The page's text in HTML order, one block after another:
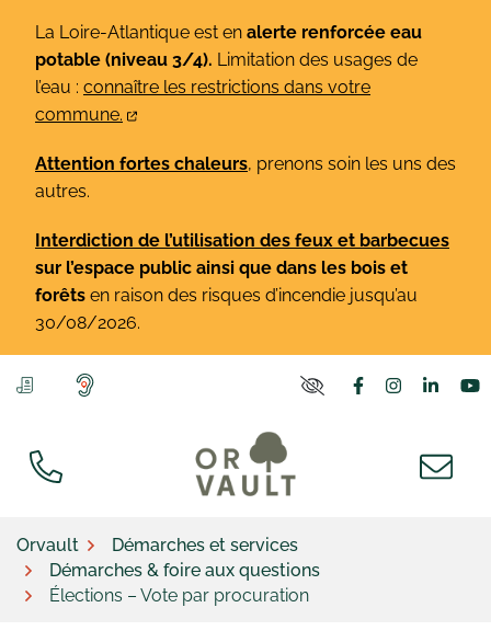
contenu
La Loire-Atlantique est en alerte renforcée eau
potable (niveau 3/4). Limitation des usages de
l’eau : connaître les restrictions dans votre
commune.
Attention fortes chaleurs, prenons soin les uns des
autres.
Interdiction de l’utilisation des feux et barbecues
sur l’espace public ainsi que dans les bois et
forêts en raison des risques d’incendie jusqu’au
30/08/2026.
Lien vers le
Lien vers
Lien
Orvault
Démarches et services
Démarches & foire aux questions
Élections – Vote par procuration